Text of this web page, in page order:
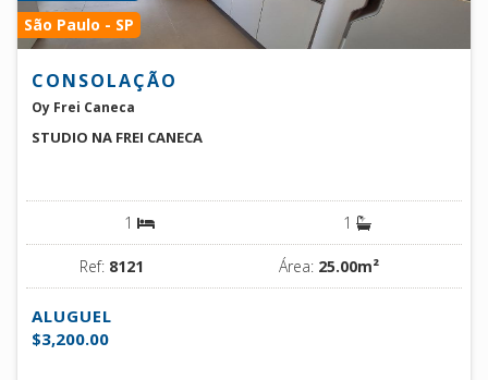
São Paulo - SP
CONSOLAÇÃO
Oy Frei Caneca
STUDIO NA FREI CANECA
1 1
Ref: 8121 Área: 25.00m²
ALUGUEL
$3,200.00